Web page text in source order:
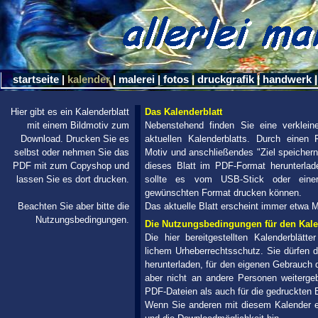
startseite |kalender| malerei | fotos | druckgrafik | handwerk |
Hier gibt es ein Kalenderblatt
mit einem Bildmotiv zum
Download. Drucken Sie es
selbst oder nehmen Sie das
PDF mit zum Copyshop und
lassen Sie es dort drucken.
Beachten Sie aber bitte die
Nutzungs­bedingungen.
Das Kalenderblatt
Nebenstehend finden Sie eine
aktuellen Kalender­blatts. Durch einen
Motiv und anschlie­ßendes "Ziel
dieses Blatt im PDF-Format
sollte es vom USB-Stick oder
gewünschten Format drucken können.
Das aktuelle Blatt erscheint immer etwa
Die Nutzungsbedingungen für den
Die hier bereitgestellten
lichem Ur­heber­rechts­schutz. Sie
herunter­laden, für den eigenen
aber nicht an andere Personen
PDF-Dateien als auch für die gedruckten
Wenn Sie anderen mit diesem Kalender